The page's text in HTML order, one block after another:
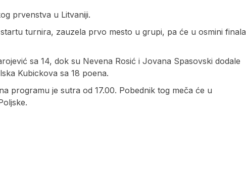
prvenstva u Litvaniji.
turnira, zauzela prvo mesto u grupi, pa će u osmini finala
sa 14, dok su Nevena Rosić i Jovana Spasovski dodale
Kubickova sa 18 poena.
programu je sutra od 17.00. Pobednik tog meča će u